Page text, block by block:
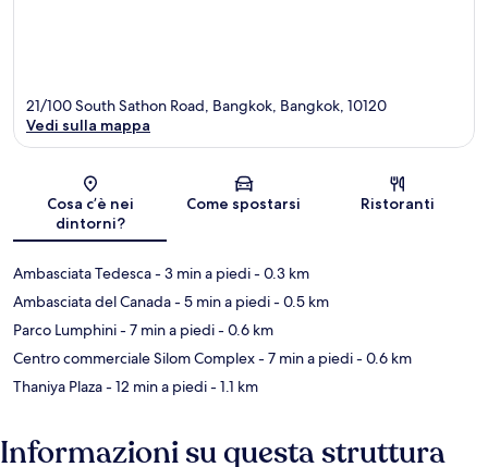
Mappa
21/100 South Sathon Road, Bangkok, Bangkok, 10120
Vedi sulla mappa
Cosa c’è nei
dintorni?
Come spostarsi Ristoranti
Ambasciata Tedesca- 3 min a piedi- 0.3 km
Ambasciata del Canada- 5 min a piedi- 0.5 km
Parco Lumphini- 7 min a piedi- 0.6 km
Centro commerciale Silom Complex- 7 min a piedi- 0.6 km
Thaniya Plaza- 12 min a piedi- 1.1 km
Informazioni su questa struttura